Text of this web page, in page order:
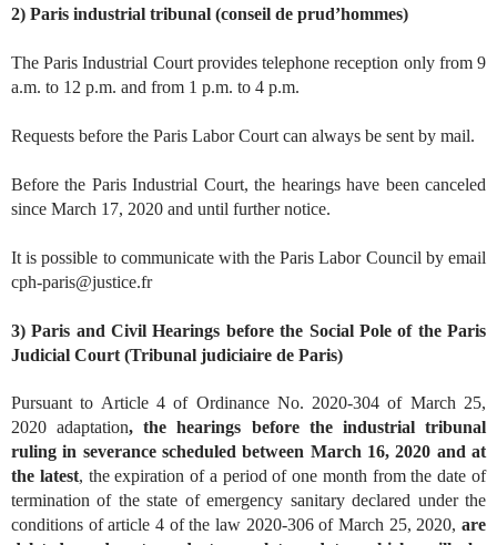
2) Paris industrial tribunal (conseil de prud’hommes)
The Paris Industrial Court provides telephone reception only from 9
a.m. to 12 p.m. and from 1 p.m. to 4 p.m.
Requests before the Paris Labor Court can always be sent by mail.
Before the Paris Industrial Court, the hearings have been canceled
since March 17, 2020 and until further notice.
It is possible to communicate with the Paris Labor Council by email
cph-paris@justice.fr
3) Paris and Civil Hearings before the Social Pole of the Paris
Judicial Court (Tribunal judiciaire de Paris)
Pursuant to Article 4 of Ordinance No. 2020-304 of March 25,
2020 adaptation, the hearings before the industrial tribunal
ruling in severance scheduled between March 16, 2020 and at
the latest, the expiration of a period of one month from the date of
termination of the state of emergency sanitary declared under the
conditions of article 4 of the law 2020-306 of March 25, 2020, are